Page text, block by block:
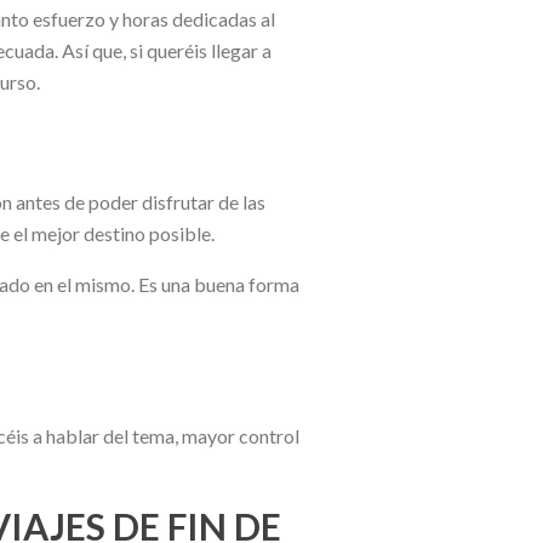
esfuerzo y horas dedicadas al
Así que, si queréis llegar a
antes de poder disfrutar de las
el mejor destino posible.
en el mismo. Es una buena forma
a hablar del tema, mayor control
DE FIN DE